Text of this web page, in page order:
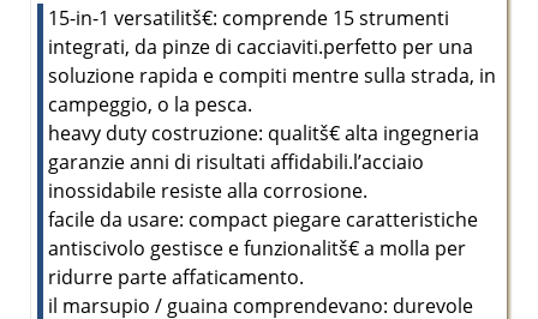
15-in-1 versatilitš€: comprende 15 strumenti
integrati, da pinze di cacciaviti.perfetto per una
soluzione rapida e compiti mentre sulla strada, in
campeggio, o la pesca.
heavy duty costruzione: qualitš€ alta ingegneria
garanzie anni di risultati affidabili.l’acciaio
inossidabile resiste alla corrosione.
facile da usare: compact piegare caratteristiche
antiscivolo gestisce e funzionalitš€ a molla per
ridurre parte affaticamento.
il marsupio / guaina comprendevano: durevole